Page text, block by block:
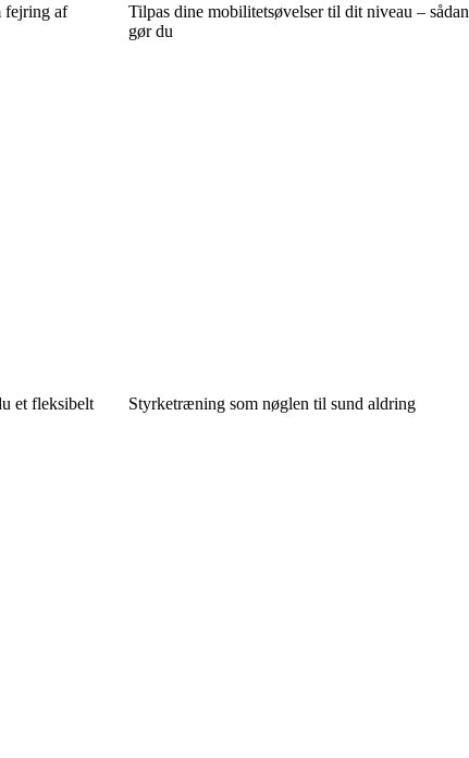
fejring af
Tilpas dine mobilitetsøvelser til dit niveau – sådan
gør du
et fleksibelt
Styrketræning som nøglen til sund aldring